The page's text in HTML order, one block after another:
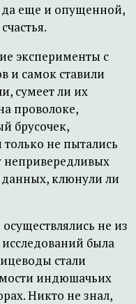
да еще и опущенной,
эксперименты с
и самок ставили
сумеет ли их
проволоке,
брусочек,
не пытались
непривередливых
данных, клюнули ли
не из
была
стали
индюшачьих
Никто не знал,